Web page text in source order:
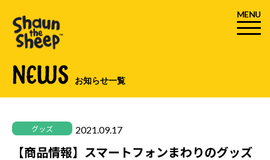
MENU
NEWS お知らせ一覧
グッズ 2021.09.17
【商品情報】スマートフォンまわりのグッズ